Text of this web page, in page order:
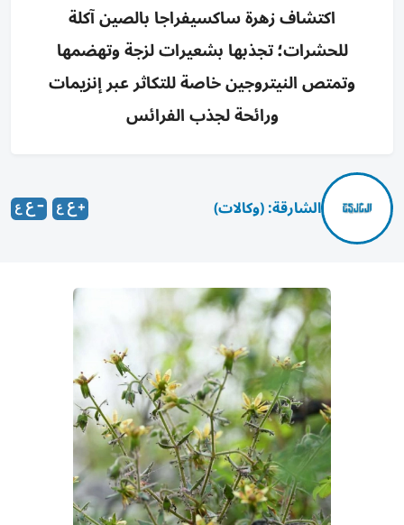
اكتشاف زهرة ساكسيفراجا بالصين آكلة
للحشرات؛ تجذبها بشعيرات لزجة وتهضمها
وتمتص النيتروجين خاصة للتكاثر عبر إنزيمات
ورائحة لجذب الفرائس
الشارقة: (وكالات)